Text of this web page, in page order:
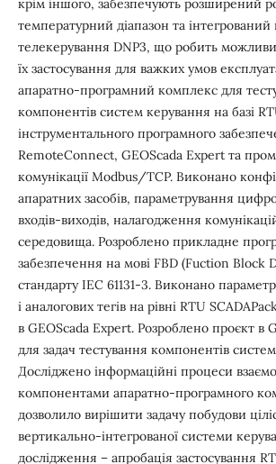
крім іншого, забезпечують розширений
температурний діапазон та
телекерування DNP3, що робить
їх застосування для важких умов
апаратно-програмний комплекс для
компонентів систем керування на базі
інструментального програмного
RemoteConnect, GEOScada Expert та
комунікації Modbus/TCP. Виконано
апаратних засобів, параметрування
входів-виходів, налагодження
середовища. Розроблено прикладне
забезпечення на мові FBD (Fuction Block
стандарту IEC 61131‑3. Виконано
і аналогових тегів на рівні RTU
в GEOScada Expert. Розроблено проєкт в
для задач тестування компонентів
Досліджено інформаційні процеси
компонентами апаратно-програмного
дозволило вирішити задачу побудови
вертикально-інтегрованої системи
дослідження – апробація застосування